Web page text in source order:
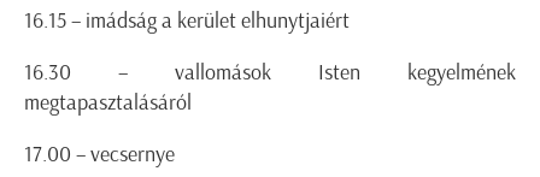
16.15 – imádság a kerület elhunytjaiért
16.30 – vallomások Isten kegyelmének
megtapasztalásáról
17.00 – vecsernye